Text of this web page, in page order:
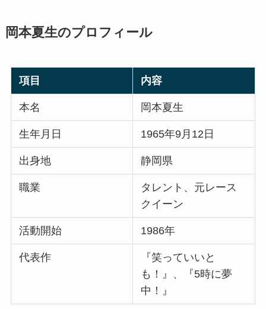
岡本夏生のプロフィール
項目 内容
本名 岡本夏生
生年月日 1965年9月12日
出身地 静岡県
職業
タレント、元レース
クイーン
活動開始 1986年
代表作
『笑っていいと
も！』、『5時に夢
中！』